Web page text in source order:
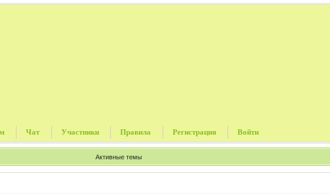
Чат Участники Правила Регистрация Войти
Активные темы